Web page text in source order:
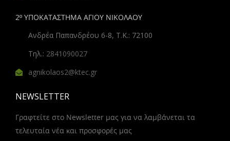
2º ΥΠΟΚΑΤΑΣΤΗΜΑ ΑΓΙΟΥ ΝΙΚΟΛΑΟΥ
Ανδρέα Παπανδρέου 6-8, Τ.Κ.: 72100
Τηλ.: 2841090027
agnikolaos2@ktec.gr
NEWSLETTER
Γραφτείτε στο Newsletter μας για να λαμβάνεται τα
τελευταία νέα και προσφορές μας